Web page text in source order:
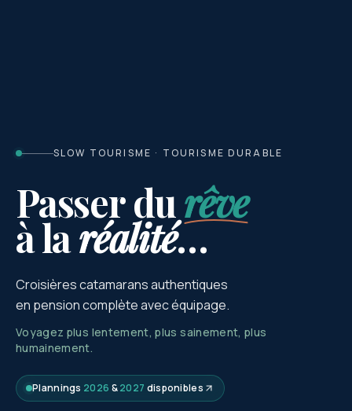
SLOW TOURISME · TOURISME DURABLE
Passer durêve
à laréalité…
Croisières catamarans authentiques
en pension complète avec équipage.
Voyagez plus lentement, plus sainement, plus
humainement.
Plannings 2026 &2027 disponibles